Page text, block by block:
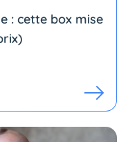
: cette box mise